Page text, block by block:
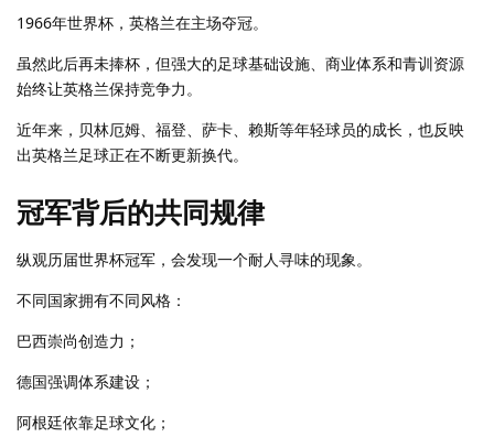
1966年世界杯，英格兰在主场夺冠。
虽然此后再未捧杯，但强大的足球基础设施、商业体系和青训资源
始终让英格兰保持竞争力。
近年来，贝林厄姆、福登、萨卡、赖斯等年轻球员的成长，也反映
出英格兰足球正在不断更新换代。
冠军背后的共同规律
纵观历届世界杯冠军，会发现一个耐人寻味的现象。
不同国家拥有不同风格：
巴西崇尚创造力；
德国强调体系建设；
阿根廷依靠足球文化；